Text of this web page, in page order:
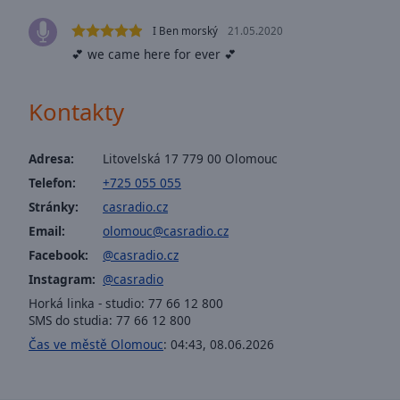
Opacity
Background
Color
Opacity
Caption
Area
Background
I Ben morský 21.05.2020
💕 we came here for ever 💕
Kontakty
Adresa:
Litovelská 17 779 00 Olomouc
Telefon:
+725 055 055
Stránky:
casradio.cz
Email:
olomouc@casradio.cz
Facebook:
@casradio.cz
Instagram: @casradio
Horká linka - studio: 77 66 12 800
SMS do studia: 77 66 12 800
Čas ve městě Olomouc: 04:43, 08.06.2026